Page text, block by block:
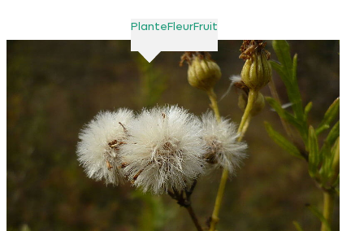
PlanteFleurFruit